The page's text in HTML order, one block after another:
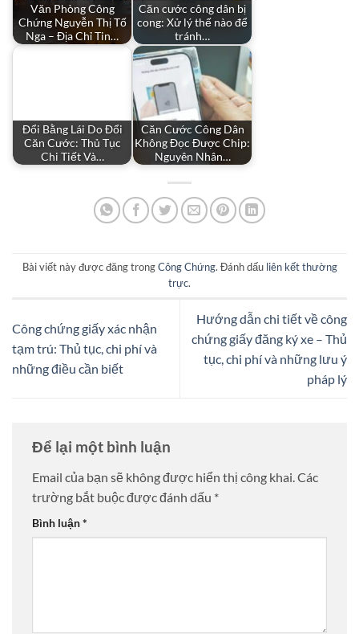
Văn Phòng Công
Chứng Nguyễn Thị Tố
Nga – Địa Chỉ Tin…
Căn cước công dân bị
cong: Xử lý thế nào để
tránh…
Đổi Bằng Lái Do Đổi
Căn Cước: Thủ Tục
Chi Tiết Và…
Căn Cước Công Dân
Không Đọc Được Chip:
Nguyên Nhân…
Bài viết này được đăng trongCông Chứng. Đánh dấu liên kết thường
trực.
Công chứng giấy xác nhận
tạm trú: Thủ tục, chi phí và
những điều cần biết
Hướng dẫn chi tiết về công
chứng giấy đăng ký xe – Thủ
tục, chi phí và những lưu ý
pháp lý
Để lại một bình luận
Email của bạn sẽ không được hiển thị công khai. Các
trường bắt buộc được đánh dấu *
Bình luận*